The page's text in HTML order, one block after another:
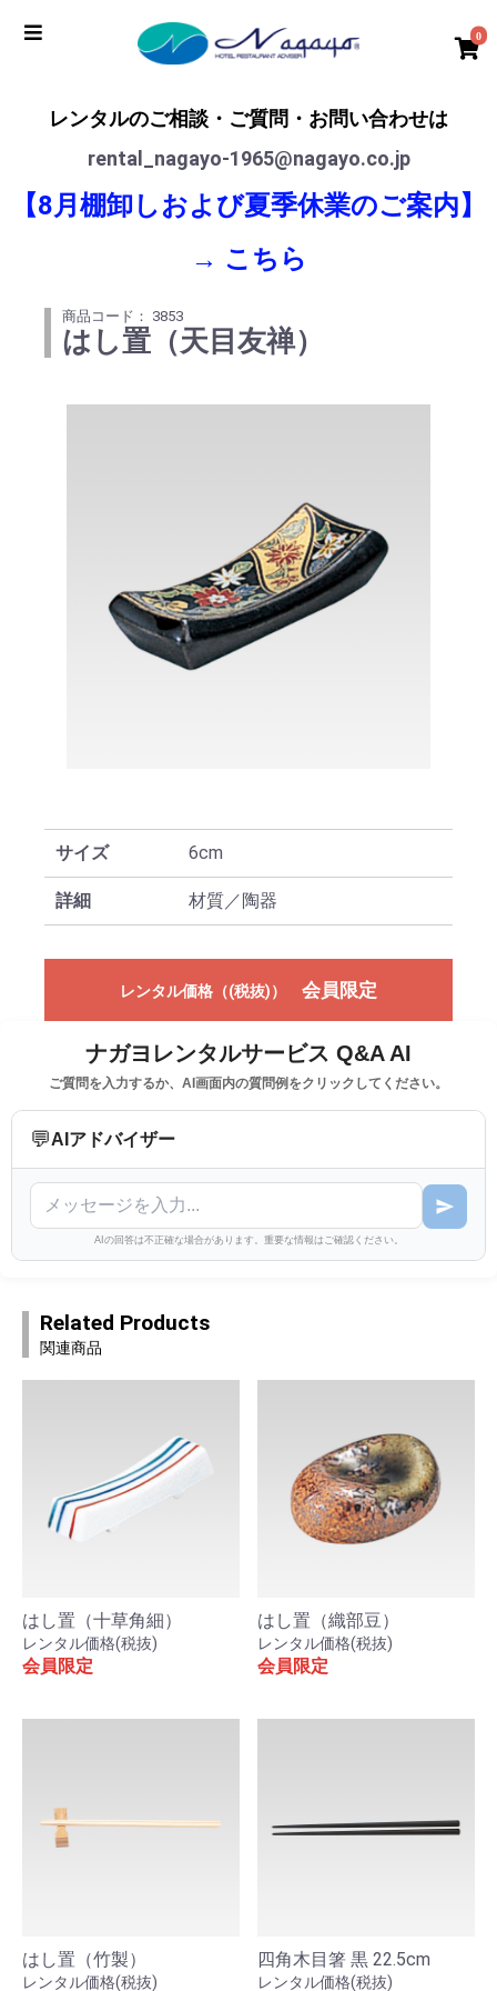
0
レンタルのご相談・ご質問・お問い合わせは
rental_nagayo-1965@nagayo.co.jp
【8月棚卸しおよび夏季休業のご案内】
→ こちら
商品コード： 3853
はし置（天目友禅）
サイズ 6cm
詳細 材質／陶器
レンタル価格（(税抜)） 会員限定
ナガヨレンタルサービス Q&A AI
ご質問を入力するか、AI画面内の質問例をクリックしてください。
💬AIアドバイザー
AIの回答は不正確な場合があります。重要な情報はご確認ください。
Related Products
関連商品
はし置（十草角細）
レンタル価格(税抜)
会員限定
はし置（織部豆）
レンタル価格(税抜)
会員限定
はし置（竹製）
レンタル価格(税抜)
四角木目箸 黒 22.5cm
レンタル価格(税抜)